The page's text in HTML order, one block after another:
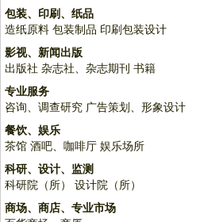
包装、印刷、纸品
造纸原料 包装制品 印刷包装设计
影视、新闻出版
出版社 杂志社、杂志期刊 书籍
专业服务
咨询、调查研究 广告策划、形象设计
餐饮、娱乐
茶馆 酒吧、咖啡厅 娱乐场所
科研、设计、监测
科研院（所）
设计院（所）
商场、商店、专业市场